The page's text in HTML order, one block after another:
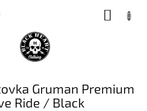
Gruman Premium
Ride / Black